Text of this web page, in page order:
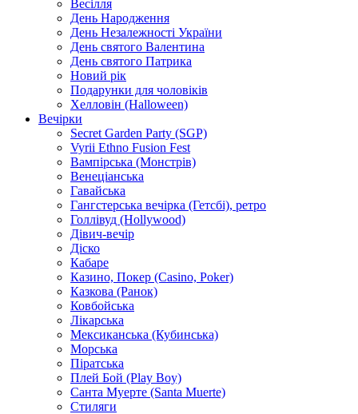
Весілля
День Народження
День Незалежності України
День святого Валентина
День святого Патрика
Новий рік
Подарунки для чоловіків
Хелловін (Halloween)
Вечірки
Secret Garden Party (SGP)
Vyrii Ethno Fusion Fest
Вампірська (Монстрів)
Венеціанська
Гавайська
Гангстерська вечірка (Гетсбі), ретро
Голлівуд (Hollywood)
Дівич-вечір
Діско
Кабаре
Казино, Покер (Casino, Poker)
Казкова (Ранок)
Ковбойська
Лікарська
Мексиканська (Кубинська)
Морська
Піратська
Плей Бой (Play Boy)
Санта Муерте (Santa Muerte)
Стиляги